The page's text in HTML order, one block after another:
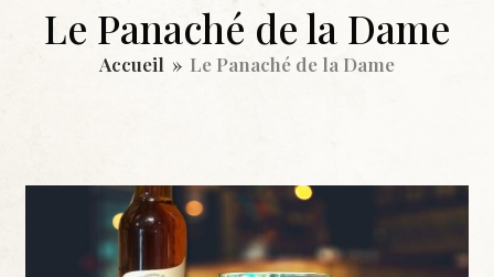
Le Panaché de la Dame
Accueil » Le Panaché de la Dame